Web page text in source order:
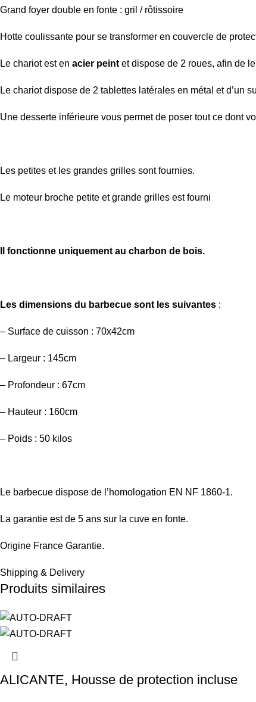
Grand foyer double en fonte : gril / rôtissoire
Hotte coulissante pour se transformer en couvercle de
Le chariot est en acier peint et dispose de 2 roues, afin de
Le chariot dispose de 2 tablettes latérales en métal et d’un
Une desserte inférieure vous permet de poser tout ce dont
Les petites et les grandes grilles sont fournies.
Le moteur broche petite et grande grilles est fourni
Il fonctionne uniquement au charbon de bois.
Les dimensions du barbecue sont les suivantes :
– Surface de cuisson : 70x42cm
– Largeur : 145cm
– Profondeur : 67cm
– Hauteur : 160cm
– Poids : 50 kilos
Le barbecue dispose de l’homologation EN NF 1860-1.
La garantie est de 5 ans sur la cuve en fonte.
Origine France Garantie.
Shipping & Delivery
Produits similaires
ALICANTE, Housse de protection incluse